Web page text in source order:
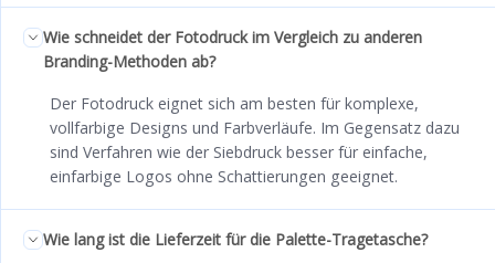
Wie schneidet der Fotodruck im Vergleich zu anderen
Branding-Methoden ab?
Der Fotodruck eignet sich am besten für komplexe,
vollfarbige Designs und Farbverläufe. Im Gegensatz dazu
sind Verfahren wie der Siebdruck besser für einfache,
einfarbige Logos ohne Schattierungen geeignet.
Wie lang ist die Lieferzeit für die Palette-Tragetasche?